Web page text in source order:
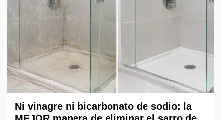
Ni vinagre ni bicarbonato de sodio: la